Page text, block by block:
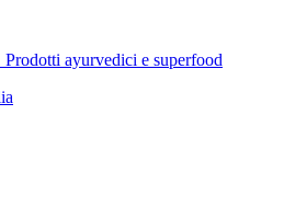
Prodotti ayurvedici e superfood